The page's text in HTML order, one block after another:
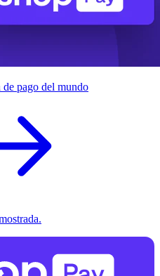
pago del mundo